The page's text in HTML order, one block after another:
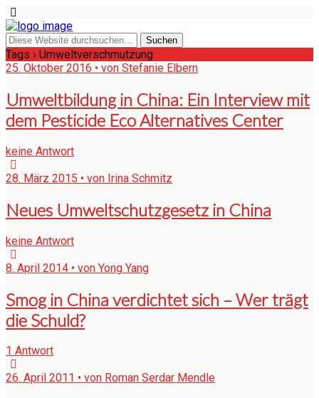
Tags › Umweltverschmutzung
25. Oktober 2016 • von Stefanie Elbern
Umweltbildung in China: Ein Interview mit
dem Pesticide Eco Alternatives Center
keine Antwort
28. März 2015 • von Irina Schmitz
Neues Umweltschutzgesetz in China
keine Antwort
8. April 2014 • von Yong Yang
Smog in China verdichtet sich – Wer trägt
die Schuld?
1 Antwort
26. April 2011 • von Roman Serdar Mendle